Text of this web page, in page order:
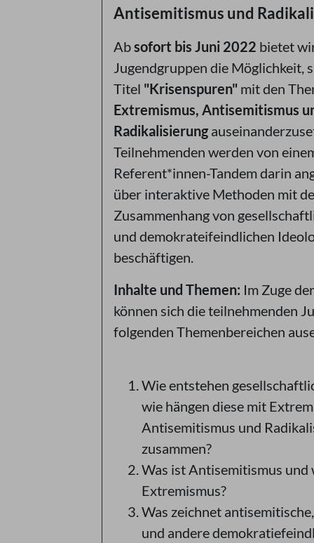
Antisemitismus und
Absofort bis Juni 2022 bietet
Jugendgruppen die Möglichkeit,
Titel "Krisenspuren" mit den
Extremismus, Antisemitismus
Radikalisierung
Teilnehmenden werden von
Referent*innen-Tandem darin
über interaktive Methoden mit
Zusammenhang von
und demokrateifeindlichen
beschäftigen.
Inhalte und Themen: Im Zuge
können sich die teilnehmenden
folgenden Themenbereichen
Wie entstehen
wie hängen diese mit
Antisemitismus und
zusammen?
Was ist Antisemitismus und
Extremismus?
Was zeichnet
und andere